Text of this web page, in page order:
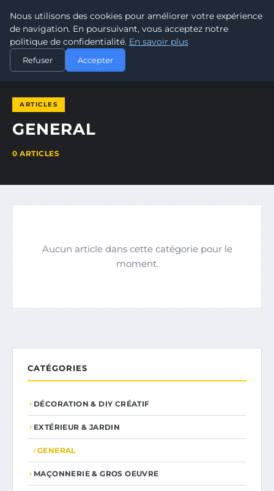
ELECTRODESTOCKS
ACCUEIL GENERAL
ARTICLES
GENERAL
0 ARTICLES
Aucun article dans cette catégorie pour le
moment.
CATÉGORIES
DÉCORATION & DIY CRÉATIF
EXTÉRIEUR & JARDIN
GENERAL
MAÇONNERIE & GROS OEUVRE
Nous utilisons des cookies pour améliorer votre expérience
de navigation. En poursuivant, vous acceptez notre
politique de confidentialité. En savoir plus
Refuser Accepter